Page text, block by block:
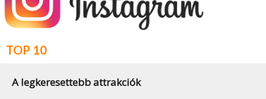
TOP 10
A legkeresettebb attrakciók